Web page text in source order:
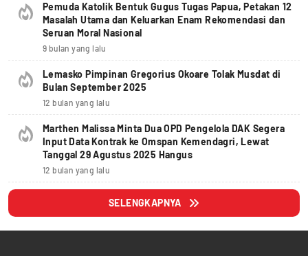
Pemuda Katolik Bentuk Gugus Tugas Papua, Petakan 12
Masalah Utama dan Keluarkan Enam Rekomendasi dan
Seruan Moral Nasional
9 bulan yang lalu
Lemasko Pimpinan Gregorius Okoare Tolak Musdat di
Bulan September 2025
12 bulan yang lalu
Marthen Malissa Minta Dua OPD Pengelola DAK Segera
Input Data Kontrak ke Omspan Kemendagri, Lewat
Tanggal 29 Agustus 2025 Hangus
12 bulan yang lalu
SELENGKAPNYA